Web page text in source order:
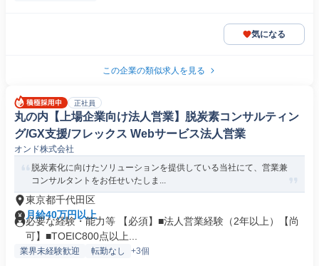
気になる
この企業の類似求人を見る
正社員
丸の内【上場企業向け法人営業】脱炭素コンサルティン
グ/GX支援/フレックス Webサービス法人営業
オンド株式会社
脱炭素化に向けたソリューションを提供している当社にて、営業兼
コンサルタントをお任せいたしま...
東京都千代田区
月給40万円以上
必要な経験・能力等 【必須】■法人営業経験（2年以上）【尚
可】■TOEIC800点以上...
業界未経験歓迎 転勤なし +3個